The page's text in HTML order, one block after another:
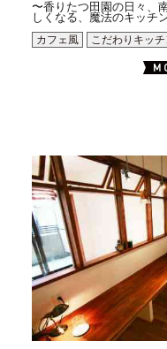
〜香りたつ田園の日々、
しくなる、魔法のキッチ
カフェ風
こだわりキッチ